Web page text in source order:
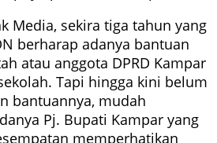
Media, sekira tiga tahun yang
berharap adanya bantuan
atau anggota DPRD Kampar
Tapi hingga kini belum
bantuannya, mudah
Pj. Bupati Kampar yang
memperhatikan